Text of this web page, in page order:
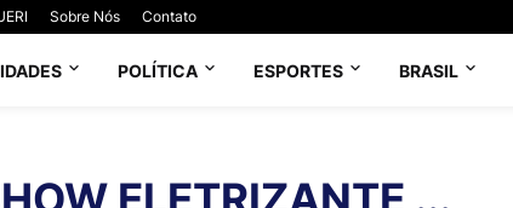
Sobre Nós Contato
POLÍTICA ESPORTES BRASIL